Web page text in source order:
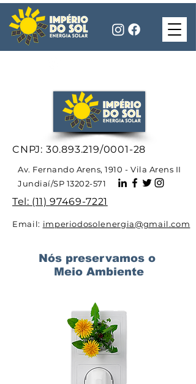
CNPJ: 30.893.219/0001-28
Av. Fernando Arens, 1910 - Vila Arens II
Jundiaí/SP 13202-571
Tel: (11) 97469-7221
Email: imperiodosolenergia@gmail.com
Nós preservamos o
Meio Ambiente